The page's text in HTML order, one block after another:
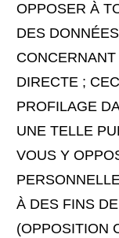
OPPOSER À
DES
DIRECTE ;
PROFILAGE
UNE TELLE
VOUS Y
À DES FINS
(OPPOSITION